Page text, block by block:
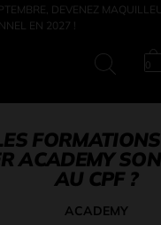
INSCRIVEZ-VOUS
0
ACADEMY
AU CPF ?
ACADEMY